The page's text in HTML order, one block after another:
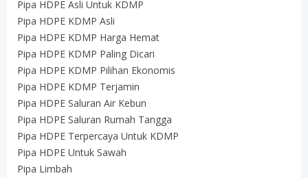
Pipa HDPE Asli Untuk KDMP
Pipa HDPE KDMP Asli
Pipa HDPE KDMP Harga Hemat
Pipa HDPE KDMP Paling Dicari
Pipa HDPE KDMP Pilihan Ekonomis
Pipa HDPE KDMP Terjamin
Pipa HDPE Saluran Air Kebun
Pipa HDPE Saluran Rumah Tangga
Pipa HDPE Terpercaya Untuk KDMP
Pipa HDPE Untuk Sawah
Pipa Limbah